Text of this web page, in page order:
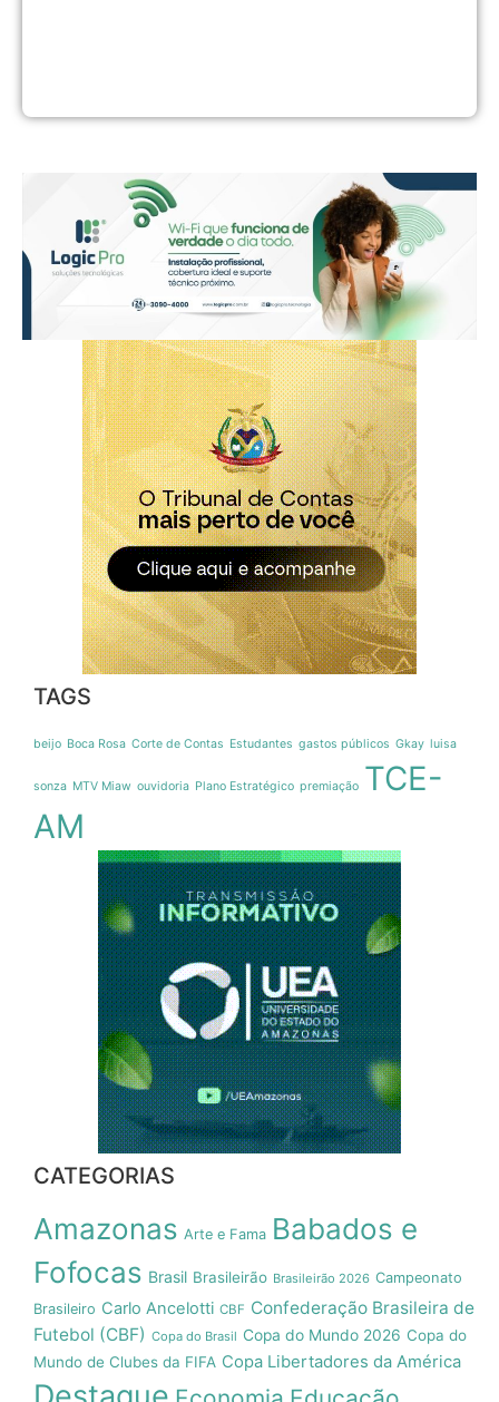
TAGS
beijo Boca Rosa Corte de Contas Estudantes gastos públicos Gkay luisa
sonza MTV Miaw ouvidoria Plano Estratégico premiação TCE-
AM
CATEGORIAS
Amazonas Arte e Fama Babados e
Fofocas Brasil Brasileirão Brasileirão 2026 Campeonato
Brasileiro Carlo Ancelotti CBF Confederação Brasileira de
Futebol (CBF) Copa do Brasil Copa do Mundo 2026 Copa do
Mundo de Clubes da FIFA Copa Libertadores da América